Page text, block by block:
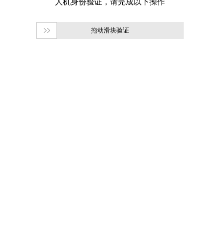
拖动滑块验证